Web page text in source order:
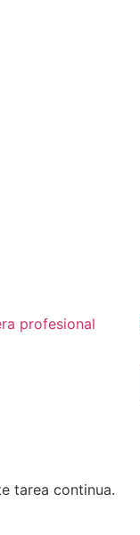
profesional
tarea continua.